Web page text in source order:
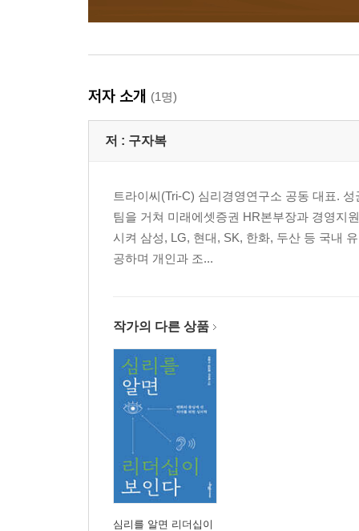
저자 소개 (1명)
저 : 구자복
트라이씨(Tri-C) 심리경영연구소 공동 대표.
팀을 거쳐 미래에셋증권 HR본부장과 경영지
시켜 삼성, LG, 현대, SK, 한화, 두산 등 국내
공하며 개인과 조...
작가의 다른 상품
심리를 알면 리더십이